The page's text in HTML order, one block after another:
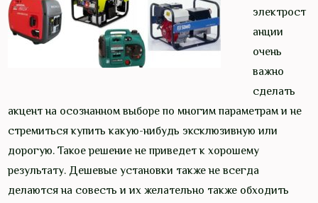
электрост
анции
очень
важно
сделать
акцент на осознанном выборе по многим параметрам и не
стремиться купить какую-нибудь эксклюзивную или
дорогую. Такое решение не приведет к хорошему
результату. Дешевые установки также не всегда
делаются на совесть и их желательно также обходить